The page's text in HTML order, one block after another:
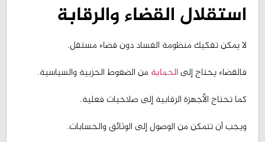
لا يمكن تفكيك منظومة الفساد دون قضاء مستقل.
فالقضاء يحتاج إلىالحمايةمن الضغوط الحزبية والسياسية.
كما تحتاج الأجهزة الرقابية إلى صلاحيات فعلية.
ويجب أن تتمكن من الوصول إلى الوثائق والحسابات.
كما ينبغي حماية المحققينوالشهودوالمبلغين عن الفساد.